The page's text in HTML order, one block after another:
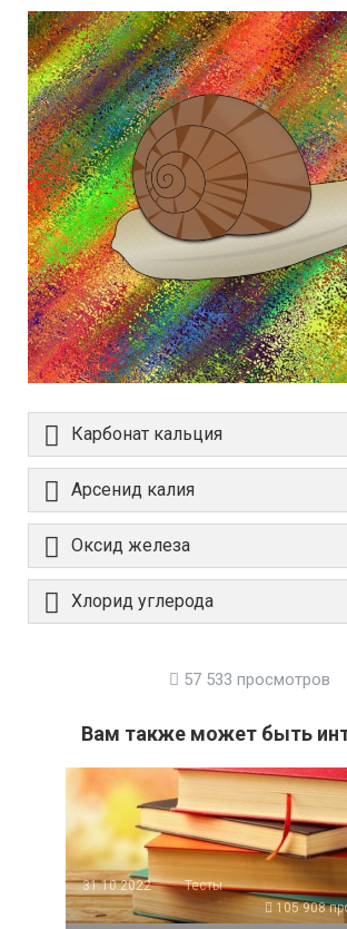
Карбонат кальция
Арсенид калия
Оксид железа
Хлорид углерода
57 533 просмотров
Вам также может быть
31.10.2022
Тесты
105 908